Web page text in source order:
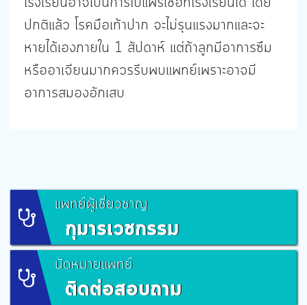
ปกติแล้ว โรคมือเท้าปาก จะไม่รุนแรงมากและจะ
หายได้เองภายใน 1 สัปดาห์ แต่ถ้าลูกมีอาการซึม
หรืออาเจียนมากควรรีบพบแพทย์เพราะอาจมี
อาการสมองอักเสบ
แพทย์ผู้เชี่ยวชาญ
กุมารเวชกรรม
นัดหมายแพทย์
ติดต่อสอบถาม